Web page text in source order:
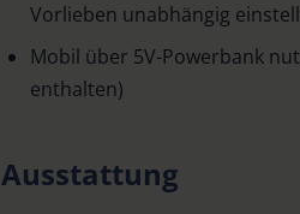
Vorlieben unabhängig
Mobil über 5V-Powerbank
enthalten)
Ausstattung